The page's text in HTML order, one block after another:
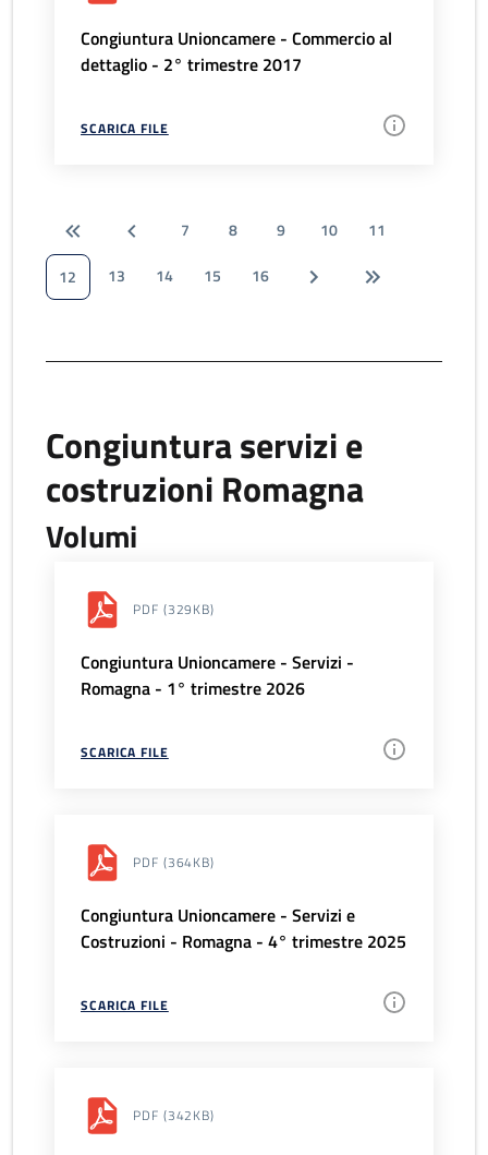
Congiuntura Unioncamere - Commercio al
dettaglio - 2° trimestre 2017
SCARICA FILE
7 8 9 10
11
12
13 14 15 16
Congiuntura servizi e
costruzioni Romagna
Volumi
PDF (329KB)
Congiuntura Unioncamere - Servizi -
Romagna - 1° trimestre 2026
SCARICA FILE
PDF (364KB)
Congiuntura Unioncamere - Servizi e
Costruzioni - Romagna - 4° trimestre 2025
SCARICA FILE
PDF (342KB)